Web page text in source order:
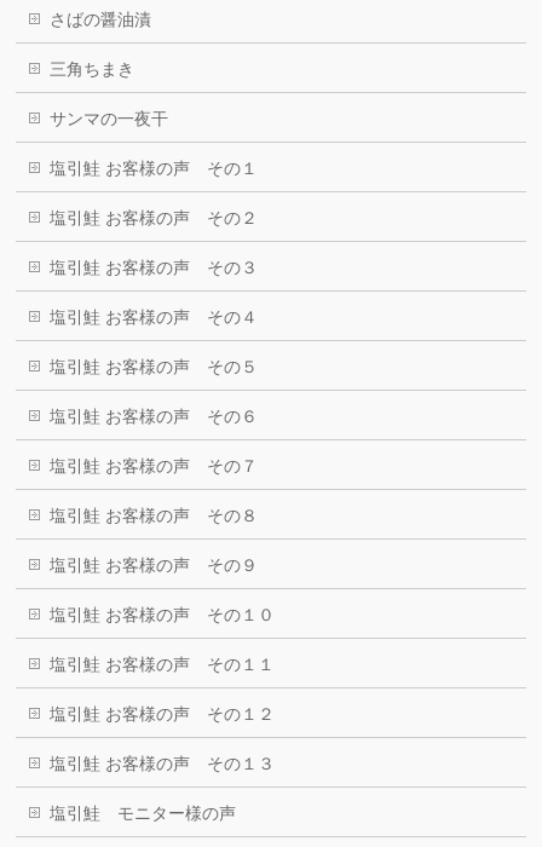
さばの醤油漬
三角ちまき
サンマの一夜干
塩引鮭 お客様の声 その１
塩引鮭 お客様の声 その２
塩引鮭 お客様の声 その３
塩引鮭 お客様の声 その４
塩引鮭 お客様の声 その５
塩引鮭 お客様の声 その６
塩引鮭 お客様の声 その７
塩引鮭 お客様の声 その８
塩引鮭 お客様の声 その９
塩引鮭 お客様の声 その１０
塩引鮭 お客様の声 その１１
塩引鮭 お客様の声 その１２
塩引鮭 お客様の声 その１３
塩引鮭 モニター様の声